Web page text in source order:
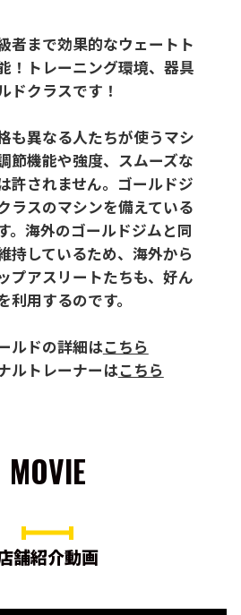
者まで効果的なウェートト
！トレーニング環境、器具
ドクラスです！
も異なる人たちが使うマシ
節機能や強度、スムーズな
許されません。ゴールドジ
ラスのマシンを備えている
。海外のゴールドジムと同
持しているため、海外から
プアスリートたちも、好ん
利用するのです。
ルドの詳細はこちら
ルトレーナーはこちら
MOVIE
舗紹介動画